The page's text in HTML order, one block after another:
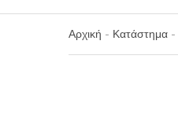
Αρχική - Κατάστημα -